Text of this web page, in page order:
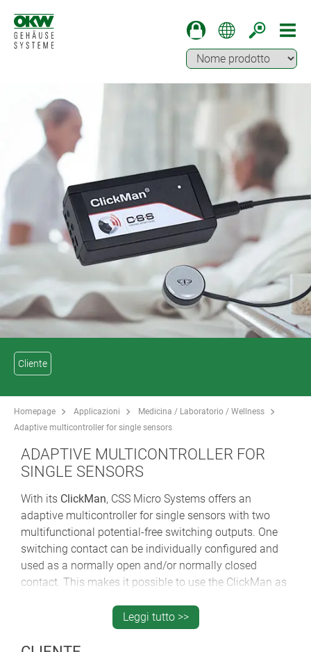
Cliente
Homepage Applicazioni
Medicina / Laboratorio / Wellness
Adaptive multicontroller for single sensors
ADAPTIVE MULTICONTROLLER FOR
SINGLE SENSORS
With its ClickMan, CSS Micro Systems offers an
adaptive multicontroller for single sensors with two
multifunctional potential-free switching outputs. One
switching contact can be individually configured and
used as a normally open and/or normally closed
contact. This makes it possible to use the ClickMan as
with quiescent current and cable break monitoring.
Thanks to the integrated lithium polymer battery, the
Leggi tutto >>